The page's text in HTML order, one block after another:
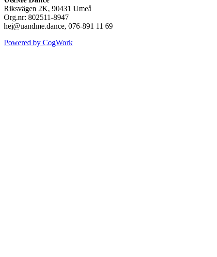
Riksvägen 2K, 90431 Umeå
Org.nr: 802511-8947
hej@uandme.dance, 076-891 11 69
Powered by CogWork